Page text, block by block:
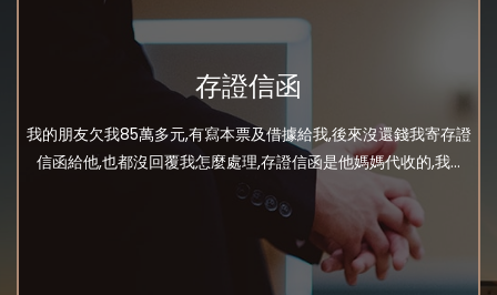
存證信函
我的朋友欠我85萬多元,有寫本票及借據給我,後來沒還錢我寄存證
信函給他,也都沒回覆我怎麼處理,存證信函是他媽媽代收的,我...